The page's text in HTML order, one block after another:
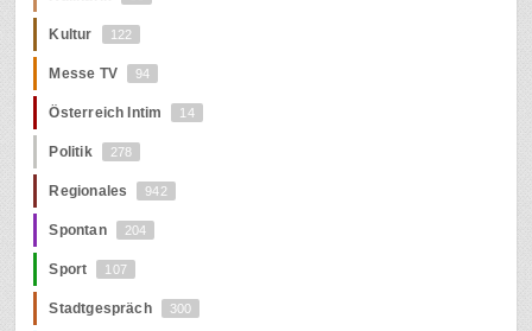
Kultur 122
Messe TV 94
Österreich Intim 14
Politik 278
Regionales 942
Spontan 204
Sport 107
Stadtgespräch 300